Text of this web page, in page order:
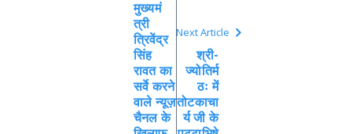
मुख्यमं
त्री
त्रिवेंद्र
सिंह
रावत का
सर्वे करने
वाले न्यूज़
चैनल के
Next Article
श्री-
ज्योतिर्म
ठः में
तोटकाचा
र्य जी के